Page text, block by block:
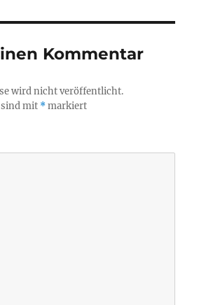
Kommentar
wird nicht veröffentlicht.
mit *markiert